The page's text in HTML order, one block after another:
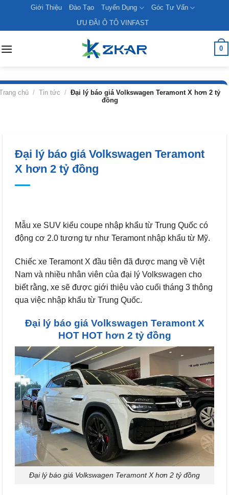
content
Giới Thiệu Đào Tạo Tuyển Dụng
Góc Tư Vấn
ƯU ĐÃI Ô TÔ VINFAST
0
chủ / Tin tức / Đại lý báo giá Volkswagen Teramont X hơn 2 tỷ
đồng
Đại lý báo giá Volkswagen Teramont
X hơn 2 tỷ đồng
Mẫu xe SUV kiểu coupe nhập khẩu từ Trung Quốc có
động cơ 2.0 tương tự như Teramont nhập khẩu từ Mỹ.
Chiếc xe Teramont X đầu tiên đã được mang về Việt
Nam và nhiều nhân viên của đại lý Volkswagen cho
biết rằng, xe sẽ được giới thiệu vào cuối tháng 3 thông
qua việc nhập khẩu từ Trung Quốc.
Đại lý báo giá Volkswagen Teramont X
HOT HOT hơn 2 tỷ đồng
Đại lý báo giá Volkswagen Teramont X hơn 2 tỷ đồng